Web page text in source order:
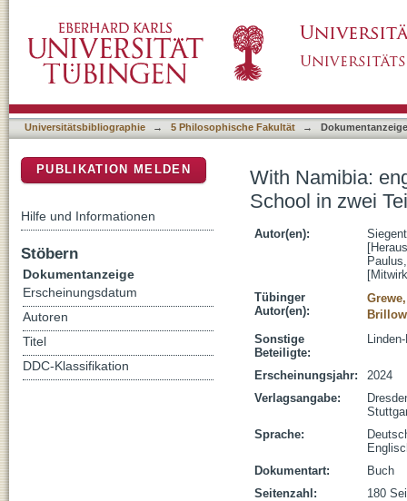
Stuttgart und Windhoek
Universitätsbibliographie → 5 Philosophische Fakultät → Dokumentanzeige
With Namibia:
School in zwei
Autor(en):
Tübinger
Autor(en):
Sonstige
Beteiligte:
Erscheinungsjahr:
2024
Verlagsangabe:
Sprache:
Dokumentart:
Buch
Seitenzahl:
180
PUBLIKATION MELDEN
Hilfe und Informationen
Stöbern
Dokumentanzeige
Erscheinungsdatum
Autoren
Titel
DDC-Klassifikation